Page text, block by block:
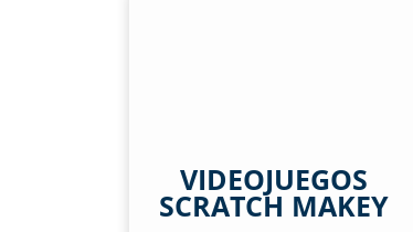
VIDEOJUEGOS
SCRATCH MAKEY